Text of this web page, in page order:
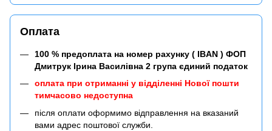
Оплата
100 % предоплата на номер рахунку ( IBAN ) ФОП
Дмитрук Ірина Василівна 2 група єдиний податок
оплата при отриманні у відділенні Нової пошти
тимчасово недоступна
після оплати оформимо відправлення на вказаний
вами адрес поштової служби.